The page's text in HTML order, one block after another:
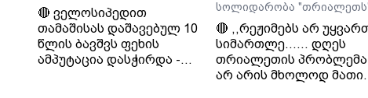
🔴 ველოსიპედით
თამაშისას დაშავებულ 10
წლის ბავშვს ფეხის
ამპუტაცია დასჭირდა -
სოლიდარობა
🔴 ,,რეჟიმებს არ
სიმართლე...... დღეს
თრიალეთის პრობლემა
არ არის მხოლოდ მათი